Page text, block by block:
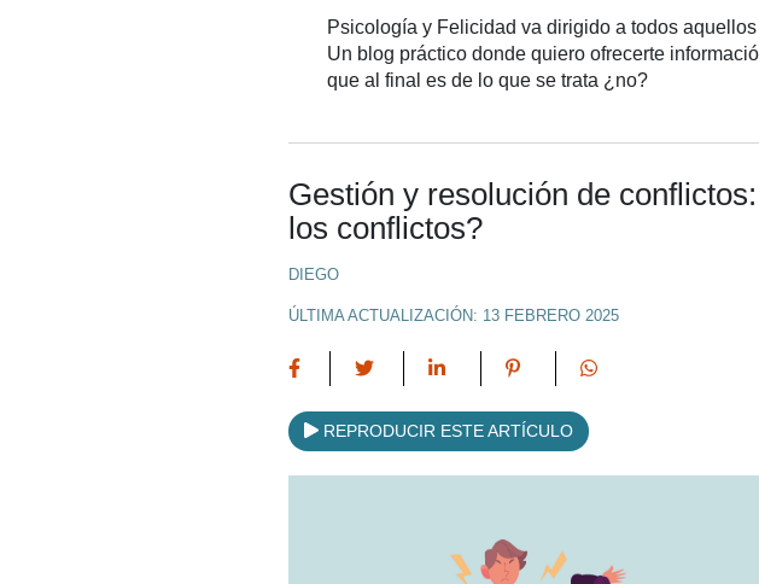
Psicología y Felicidad va dirigido a todos
Un blog práctico donde quiero ofrecerte
que al final es de lo que se trata ¿no?
Gestión y resolución de
los conflictos?
DIEGO
ÚLTIMA ACTUALIZACIÓN: 13 FEBRERO 2025
REPRODUCIR ESTE ARTÍCULO